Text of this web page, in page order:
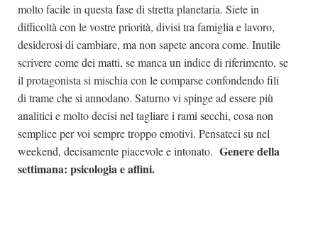
molto facile in questa fase di stretta planetaria. Siete in
difficoltà con le vostre priorità, divisi tra famiglia e lavoro,
desiderosi di cambiare, ma non sapete ancora come. Inutile
scrivere come dei matti, se manca un indice di riferimento, se
il protagonista si mischia con le comparse confondendo fili
di trame che si annodano. Saturno vi spinge ad essere più
analitici e molto decisi nel tagliare i rami secchi, cosa non
semplice per voi sempre troppo emotivi. Pensateci su nel
weekend, decisamente piacevole e intonato. Genere della
settimana: psicologia e affini.